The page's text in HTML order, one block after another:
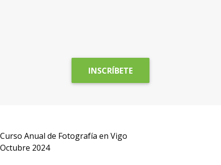
INSCRÍBETE
Curso Anual de Fotografía en Vigo
Octubre 2024